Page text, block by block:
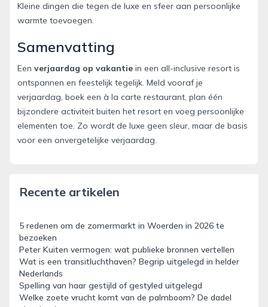
Kleine dingen die tegen de luxe en sfeer aan persoonlijke
warmte toevoegen.
Samenvatting
Een verjaardag op vakantie in een all-inclusive resort is
ontspannen en feestelijk tegelijk. Meld vooraf je
verjaardag, boek een à la carte restaurant, plan één
bijzondere activiteit buiten het resort en voeg persoonlijke
elementen toe. Zo wordt de luxe geen sleur, maar de basis
voor een onvergetelijke verjaardag.
Recente artikelen
5 redenen om de zomermarkt in Woerden in 2026 te
bezoeken
Peter Kuiten vermogen: wat publieke bronnen vertellen
Wat is een transitluchthaven? Begrip uitgelegd in helder
Nederlands
Spelling van haar gestijld of gestyled uitgelegd
Welke zoete vrucht komt van de palmboom? De dadel